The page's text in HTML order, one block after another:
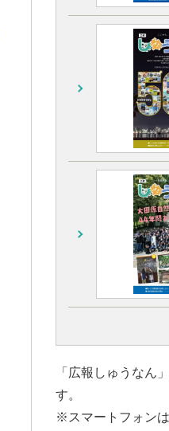
「広報しゅうなん
す。
※スマートフォン